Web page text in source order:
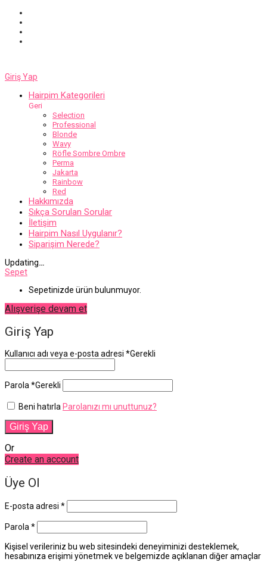
Giriş Yap
Hairpim Kategorileri
Geri
Selection
Professional
Blonde
Wavy
Röfle Sombre Ombre
Perma
Jakarta
Rainbow
Red
Hakkımızda
Sıkça Sorulan Sorular
İletişim
Hairpim Nasıl Uygulanır?
Siparişim Nerede?
Updating…
Sepet
Sepetinizde ürün bulunmuyor.
Alışverişe devam et
Giriş Yap
Kullanıcı adı veya e-posta adresi *Gerekli
Parola*Gerekli
Beni hatırla Parolanızı mı unuttunuz?
Giriş Yap
Or
Create an account
Üye Ol
E-posta adresi *
Parola *
Kişisel verileriniz bu web sitesindeki deneyiminizi desteklemek,
hesabınıza erişimi yönetmek ve belgemizde açıklanan diğer amaçlar